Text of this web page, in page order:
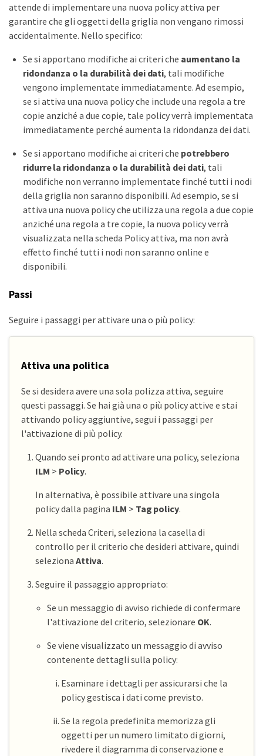
attende di implementare una nuova policy attiva per
garantire che gli oggetti della griglia non vengano rimossi
accidentalmente. Nello specifico:
Se si apportano modifiche ai criteri che aumentano la
ridondanza o la durabilità dei dati, tali modifiche
vengono implementate immediatamente. Ad esempio,
se si attiva una nuova policy che include una regola a tre
copie anziché a due copie, tale policy verrà implementata
immediatamente perché aumenta la ridondanza dei dati.
Se si apportano modifiche ai criteri che potrebbero
ridurre la ridondanza o la durabilità dei dati, tali
modifiche non verranno implementate finché tutti i nodi
della griglia non saranno disponibili. Ad esempio, se si
attiva una nuova policy che utilizza una regola a due copie
anziché una regola a tre copie, la nuova policy verrà
visualizzata nella scheda Policy attiva, ma non avrà
effetto finché tutti i nodi non saranno online e
disponibili.
Passi
Seguire i passaggi per attivare una o più policy:
Attiva una politica
Se si desidera avere una sola polizza attiva, seguire
questi passaggi. Se hai già una o più policy attive e stai
attivando policy aggiuntive, segui i passaggi per
l'attivazione di più policy.
Quando sei pronto ad attivare una policy, seleziona
ILM > Policy.
In alternativa, è possibile attivare una singola
policy dalla pagina ILM > Tag policy.
Nella scheda Criteri, seleziona la casella di
controllo per il criterio che desideri attivare, quindi
seleziona Attiva.
Seguire il passaggio appropriato:
Se un messaggio di avviso richiede di confermare
l'attivazione del criterio, selezionare OK.
Se viene visualizzato un messaggio di avviso
contenente dettagli sulla policy:
Esaminare i dettagli per assicurarsi che la
policy gestisca i dati come previsto.
Se la regola predefinita memorizza gli
oggetti per un numero limitato di giorni,
rivedere il diagramma di conservazione e